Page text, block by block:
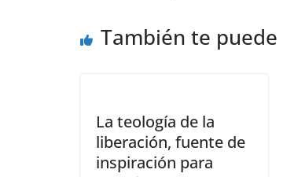
También te
La teología de la
liberación, fuente de
inspiración para